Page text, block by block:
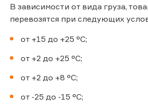
В зависимости от вида груза,
перевозятся при следующих
от +15 до +25 °С;
от +2 до +25 °С;
от +2 до +8 °С;
от -25 до -15 °С;